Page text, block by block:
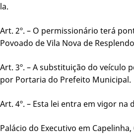
la.
Art. 2º. – O permissionário terá
Povoado de Vila Nova de
Art. 3º. – A substituição do veículo
por Portaria do Prefeito Municipal.
Art. 4º. – Esta lei entra em vigor na
Palácio do Executivo em